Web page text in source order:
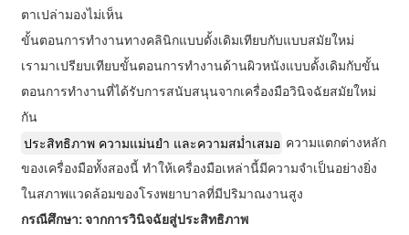
ตาเปล่ามองไม่เห็น
ขั้นตอนการทำงานทางคลินิกแบบดั้งเดิมเทียบกับแบบสมัยใหม่
เรามาเปรียบเทียบขั้นตอนการทำงานด้านผิวหนังแบบดั้งเดิมกับขั้น
ตอนการทำงานที่ได้รับการสนับสนุนจากเครื่องมือวินิจฉัยสมัยใหม่
กัน
ประสิทธิภาพ ความแม่นยำ และความสม่ำเสมอ ความแตกต่างหลัก
ของเครื่องมือทั้งสองนี้ ทำให้เครื่องมือเหล่านี้มีความจำเป็นอย่างยิ่ง
ในสภาพแวดล้อมของโรงพยาบาลที่มีปริมาณงานสูง
กรณีศึกษา: จากการวินิจฉัยสู่ประสิทธิภาพ